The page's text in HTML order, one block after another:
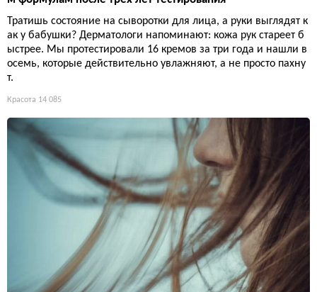
Тратишь состояние на сыворотки для лица, а руки выглядят к
ак у бабушки? Дерматологи напоминают: кожа рук стареет б
ыстрее. Мы протестировали 16 кремов за три года и нашли в
осемь, которые действительно увлажняют, а не просто пахну
т.
Красота 14 085